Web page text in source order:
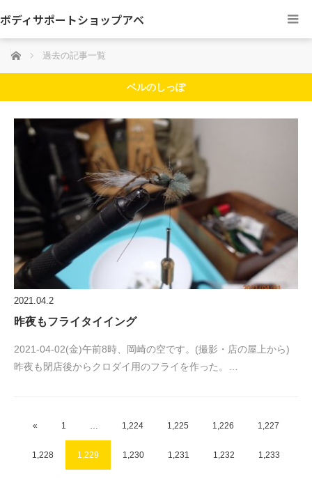
ボディサポートショップアベ
ホーム 過去の記事一覧
ベルのしっぽ
2021.04.2
昨夜もフライタイイング
2021-04-02(金)午前8時、岡崎の空です。(撮影・店の屋上から)
昨夜も閉店後からクロダイ用のフライを作った。…
« 1 1,224 1,225 1,226 1,227
1,228 1,229 1,230 1,231 1,232 1,233